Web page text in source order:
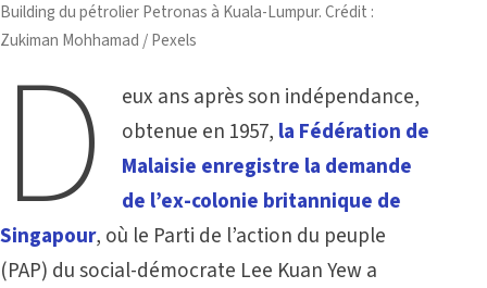
Building du pétrolier Petronas à Kuala-Lumpur. Crédit :
Zukiman Mohhamad / Pexels
D
eux ans après son indépendance,
obtenue en 1957, la Fédération de
Malaisie enregistre la demande
de l’ex-colonie britannique de
Singapour, où le Parti de l’action du peuple
(PAP) du social-démocrate Lee Kuan Yew a